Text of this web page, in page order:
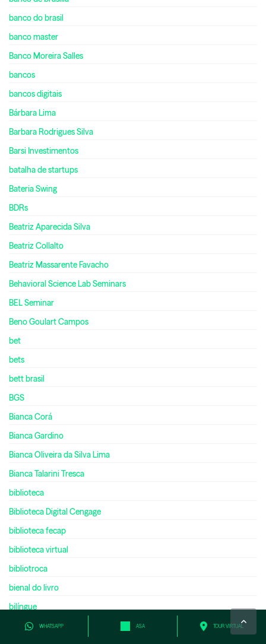
WHATSAPP ASA TOUR VIRTUAL
banco do brasil
banco master
Banco Moreira Salles
bancos
bancos digitais
Bárbara Lima
Barbara Rodrigues Silva
Barsi Investimentos
batalha de startups
Bateria Swing
BDRs
Beatriz Aparecida Silva
Beatriz Collalto
Beatriz Massarente Favacho
Behavioral Science Lab Seminars
BEL Seminar
Beno Goulart Campos
bet
bets
bett brasil
BGS
Bianca Corá
Bianca Gardino
Bianca Oliveira da Silva Lima
Bianca Talarini Tresca
biblioteca
Biblioteca Digital Cengage
biblioteca fecap
biblioteca virtual
bibliotroca
bienal do livro
bilíngue
bilionário